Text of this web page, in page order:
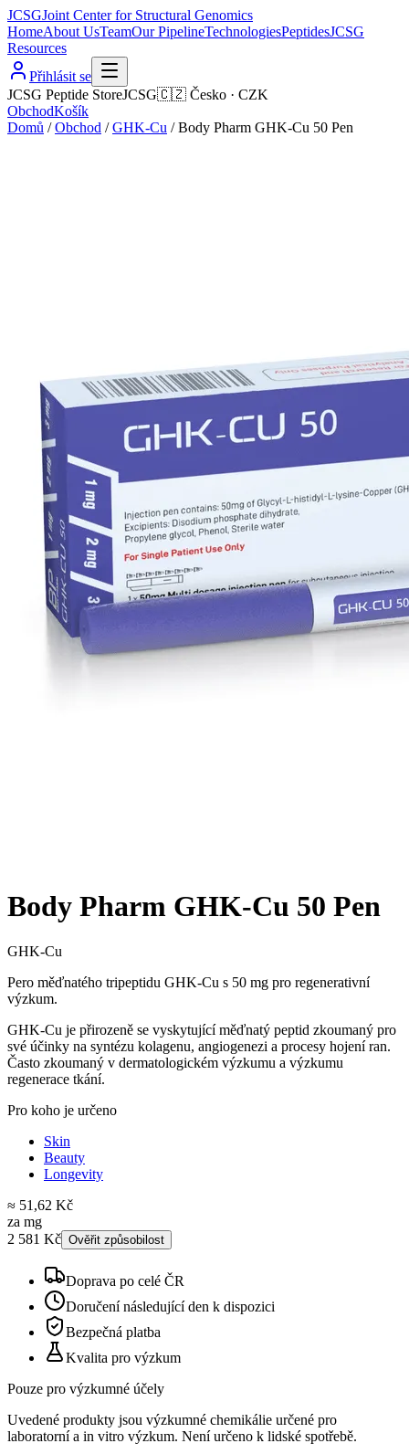
JCSGJoint Center for Structural Genomics
HomeAbout UsTeamOur PipelineTechnologiesPeptidesJCSG
Resources
Přihlásit se
JCSG Peptide StoreJCSG🇨🇿 Česko · CZK
ObchodKošík
Domů / Obchod / GHK-Cu /Body Pharm GHK-Cu 50 Pen
Body Pharm GHK-Cu 50 Pen
GHK-Cu
Pero měďnatého tripeptidu GHK-Cu s 50 mg pro regenerativní
výzkum.
GHK-Cu je přirozeně se vyskytující měďnatý peptid zkoumaný pro
své účinky na syntézu kolagenu, angiogenezi a procesy hojení ran.
Často zkoumaný v dermatologickém výzkumu a výzkumu
regenerace tkání.
Pro koho je určeno
Skin
Beauty
Longevity
≈ 51,62 Kč
za mg
2 581 Kč Ověřit způsobilost
Doprava po celé ČR
Doručení následující den k dispozici
Bezpečná platba
Kvalita pro výzkum
Pouze pro výzkumné účely
Uvedené produkty jsou výzkumné chemikálie určené pro
laboratorní a in vitro výzkum. Není určeno k lidské spotřebě.